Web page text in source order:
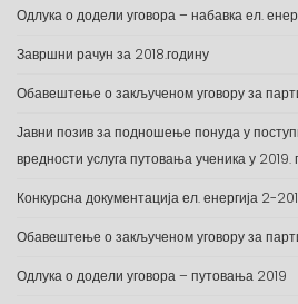
Одлука о додели уговора – набавка ел.
Завршни рачун за 2018.годину
Обавештење о закљученом уговору за
Јавни позив за подношење понуда у
вредности услуга путовања ученика у 2019.
Конкурсна документација ел. енергија 2-
Обавештење о закљученом уговору за
Одлука о додели уговора – путовања 2019